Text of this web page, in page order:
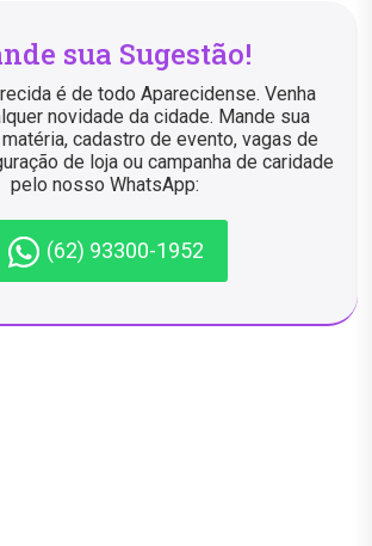
sua Sugestão!
é de todo Aparecidense. Venha
novidade da cidade. Mande sua
cadastro de evento, vagas de
de loja ou campanha de caridade
pelo nosso WhatsApp:
(62) 93300-1952